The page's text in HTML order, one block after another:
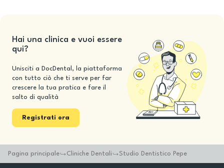
Hai una clinica e vuoi essere
qui?
Unisciti a DocDental, la piattaforma
con tutto ciò che ti serve per far
crescere la tua pratica e fare il
salto di qualità
Registrati ora
Pagina principale Cliniche Dentali Studio Dentistico Pepe